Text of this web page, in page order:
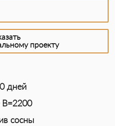
проекту
дней
сосны